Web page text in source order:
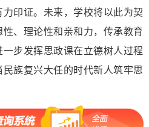
印证。未来，学校将以此为契
、理论性和亲和力，传承教育
步发挥思政课在立德树人过程
族复兴大任的时代新人筑牢思